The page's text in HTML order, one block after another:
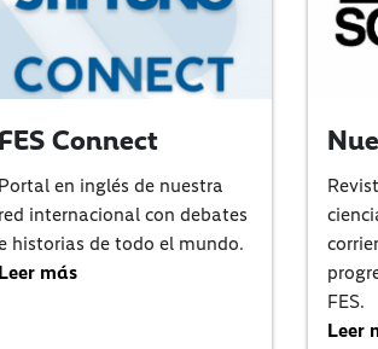
FES Connect
Portal en inglés de nuestra
red internacional con debates
historias de todo el mundo.
Leer más
FES.
Leer